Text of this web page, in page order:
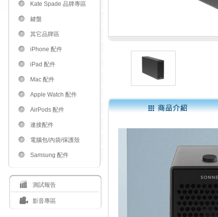
Kate Spade 品牌專區
鍵盤
其它品牌區
iPhone 配件
iPad 配件
Mac 配件
Apple Watch 配件
AirPods 配件
連接配件
電腦包/內袋/保護殼
Samsung 配件
測試報告
影音專區